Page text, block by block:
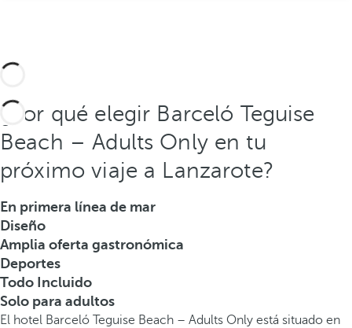
¿Por qué elegir Barceló Teguise
Beach – Adults Only en tu
próximo viaje a Lanzarote?
En primera línea de mar
Diseño
Amplia oferta gastronómica
Deportes
Todo Incluido
Solo para adultos
El hotel Barceló Teguise Beach – Adults Only está situado en